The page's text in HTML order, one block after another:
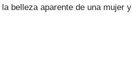
belleza aparente de una mujer y